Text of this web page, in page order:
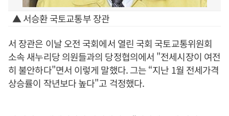
▲ 서승환 국토교통부 장관
서 장관은 이날 오전 국회에서 열린 국회 국토교통위원회
소속 새누리당 의원들과의 당정협의에서 "전세시장이 여전
히 불안하다"면서 이렇게 말했다. 그는 “지난 1월 전세가격
상승률이 작년보다 높다"고 걱정했다.